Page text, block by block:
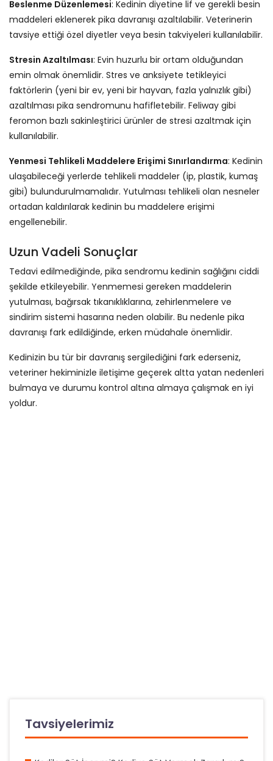
Beslenme Düzenlemesi: Kedinin diyetine lif ve gerekli besin
maddeleri eklenerek pika davranışı azaltılabilir. Veterinerin
tavsiye ettiği özel diyetler veya besin takviyeleri kullanılabilir.
Stresin Azaltılması: Evin huzurlu bir ortam olduğundan
emin olmak önemlidir. Stres ve anksiyete tetikleyici
faktörlerin (yeni bir ev, yeni bir hayvan, fazla yalnızlık gibi)
azaltılması pika sendromunu hafifletebilir. Feliway gibi
feromon bazlı sakinleştirici ürünler de stresi azaltmak için
kullanılabilir.
Yenmesi Tehlikeli Maddelere Erişimi Sınırlandırma: Kedinin
ulaşabileceği yerlerde tehlikeli maddeler (ip, plastik, kumaş
gibi) bulundurulmamalıdır. Yutulması tehlikeli olan nesneler
ortadan kaldırılarak kedinin bu maddelere erişimi
engellenebilir.
Uzun Vadeli Sonuçlar
Tedavi edilmediğinde, pika sendromu kedinin sağlığını ciddi
şekilde etkileyebilir. Yenmemesi gereken maddelerin
yutulması, bağırsak tıkanıklıklarına, zehirlenmelere ve
sindirim sistemi hasarına neden olabilir. Bu nedenle pika
davranışı fark edildiğinde, erken müdahale önemlidir.
Kedinizin bu tür bir davranış sergilediğini fark ederseniz,
veteriner hekiminizle iletişime geçerek altta yatan nedenleri
bulmaya ve durumu kontrol altına almaya çalışmak en iyi
yoldur.
Tavsiyelerimiz